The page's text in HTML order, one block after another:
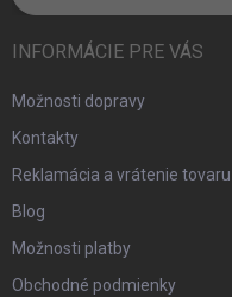
INFORMÁCIE PRE VÁS
Možnosti dopravy
Kontakty
Reklamácia a vrátenie tovaru
Blog
Možnosti platby
Obchodné podmienky